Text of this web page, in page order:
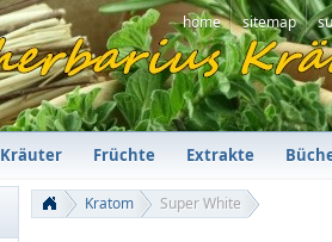
home sitemap
Kräuter Früchte Extrakte
Kratom Super White